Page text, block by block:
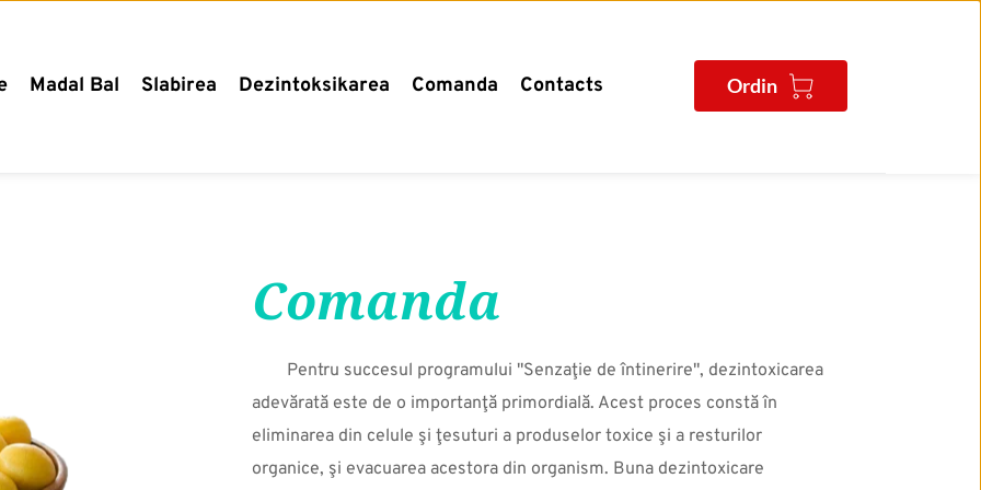
Madal Bal Slabirea Dezintoksikarea Comanda Contacts Ordin
Comanda
Pentru succesul programului "Senzaţie de întinerire", dezintoxicarea
adevărată este de o importanţă primordială. Acest proces constă în
eliminarea din celule şi ţesuturi a produselor toxice şi a resturilor
organice, şi evacuarea acestora din organism. Buna dezintoxicare